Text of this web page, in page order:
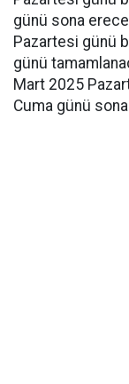
günü sona
Pazartesi günü
günü
Mart 2025
Cuma günü